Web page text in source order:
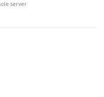
server